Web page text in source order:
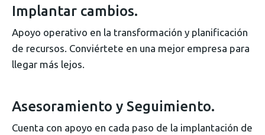
Implantar cambios.
Apoyo operativo en la transformación y planificación
de recursos. Conviértete en una mejor empresa para
llegar más lejos.
Asesoramiento y Seguimiento.
Cuenta con apoyo en cada paso de la implantación de